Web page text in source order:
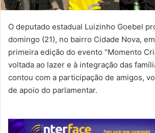
O deputado estadual Luizinho Goebel
domingo (21), no bairro Cidade Nova,
primeira edição do evento “Momento
voltada ao lazer e à integração das
contou com a participação de amigos,
de apoio do parlamentar.